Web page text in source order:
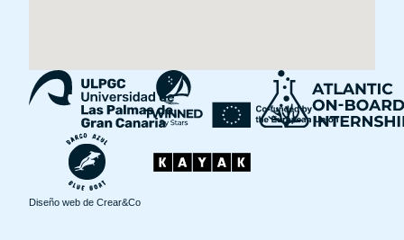
Diseño web de Crear&Co